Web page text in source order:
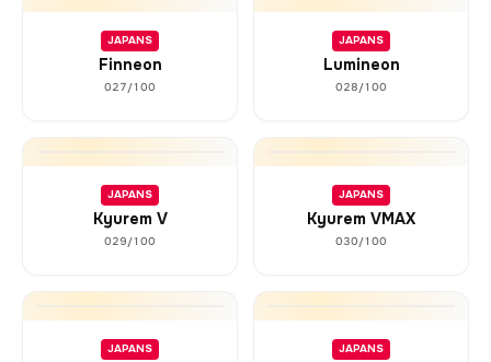
JAPANS
Finneon
027/100
JAPANS
Lumineon
028/100
JAPANS
Kyurem V
029/100
JAPANS
Kyurem VMAX
030/100
JAPANS JAPANS